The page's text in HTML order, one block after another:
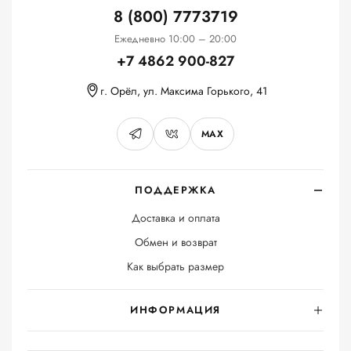
ПОДДЕРЖКА
Доставка и оплата
Обмен и возврат
Как выбрать размер
ИНФОРМАЦИЯ
8 (800) 7773719
Ежедневно 10:00 – 20:00
+7 4862 900-827
г. Орёл, ул. Максима Горького, 41
MAX